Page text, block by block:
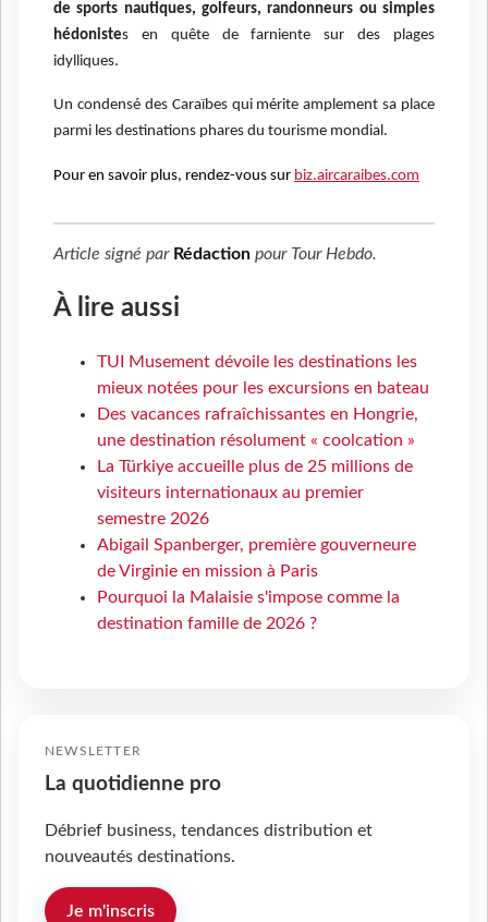
de sports nautiques, golfeurs, randonneurs ou simples
hédonistes en quête de farniente sur des plages
idylliques.
Un condensé des Caraïbes qui mérite amplement sa place
parmi les destinations phares du tourisme mondial.
Pour en savoir plus, rendez-vous sur biz.aircaraibes.com
Article signé par Rédaction pour Tour Hebdo.
À lire aussi
TUI Musement dévoile les destinations les
mieux notées pour les excursions en bateau
Des vacances rafraîchissantes en Hongrie,
une destination résolument « coolcation »
La Türkiye accueille plus de 25 millions de
visiteurs internationaux au premier
semestre 2026
Abigail Spanberger, première gouverneure
de Virginie en mission à Paris
Pourquoi la Malaisie s'impose comme la
destination famille de 2026 ?
NEWSLETTER
La quotidienne pro
Débrief business, tendances distribution et
nouveautés destinations.
Je m'inscris